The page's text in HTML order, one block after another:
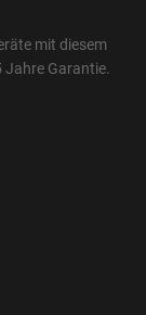
mit diesem
Jahre Garantie.